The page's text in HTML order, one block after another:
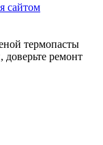
сайтом
термопасты
ремонт